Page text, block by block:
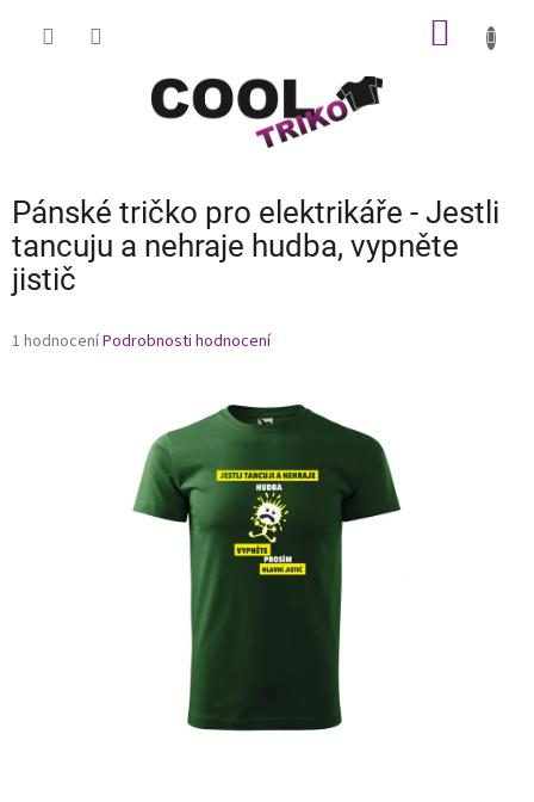
Pánské tričko pro elektrikáře - Jestli
tancuju a nehraje hudba, vypněte
jistič
Průměrné
1 hodnoceníPodrobnosti hodnocení